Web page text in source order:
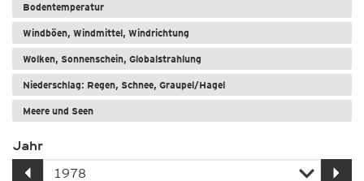
Bodentemperatur
Windböen, Windmittel, Windrichtung
Wolken, Sonnenschein, Globalstrahlung
Niederschlag: Regen, Schnee, Graupel/Hagel
Meere und Seen
Jahr